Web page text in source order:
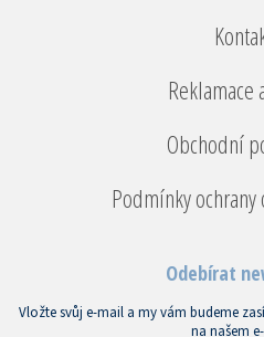
Reklamace
Obchodní
Podmínky
Odebírat
Vložte svůj e-mail a my vám budeme
na našem